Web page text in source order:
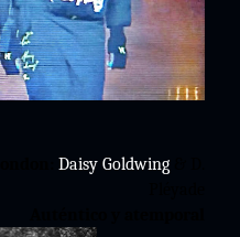
Daisy Goldwing